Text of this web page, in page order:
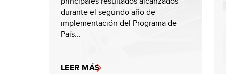
durante el segundo año de
implementación del Programa de
País...
LEER MÁS